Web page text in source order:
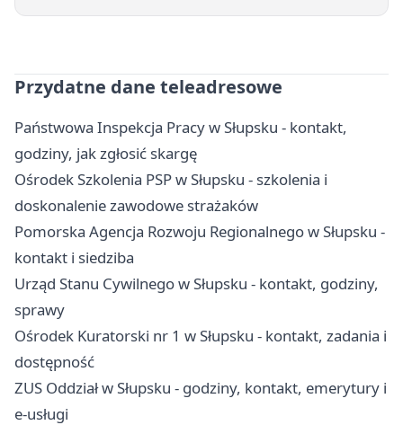
Przydatne dane teleadresowe
Państwowa Inspekcja Pracy w Słupsku - kontakt,
godziny, jak zgłosić skargę
Ośrodek Szkolenia PSP w Słupsku - szkolenia i
doskonalenie zawodowe strażaków
Pomorska Agencja Rozwoju Regionalnego w Słupsku -
kontakt i siedziba
Urząd Stanu Cywilnego w Słupsku - kontakt, godziny,
sprawy
Ośrodek Kuratorski nr 1 w Słupsku - kontakt, zadania i
dostępność
ZUS Oddział w Słupsku - godziny, kontakt, emerytury i
e-usługi